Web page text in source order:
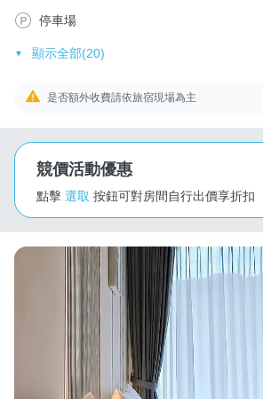
停車場
顯示全部(20)
是否額外收費請依旅宿現場為主
競價活動優惠
點擊 選取 按鈕可對房間自行出價享折扣